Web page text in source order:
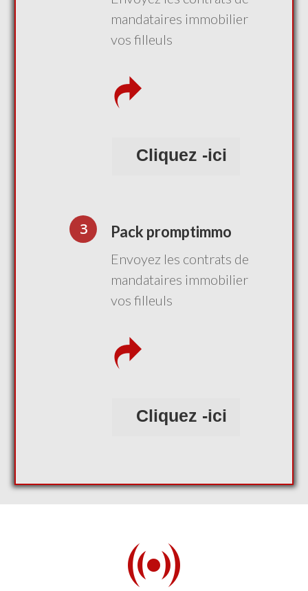
mandataires immobilier
vos filleuls
Cliquez -ici
3 Pack promptimmo
Envoyez les contrats de
mandataires immobilier
vos filleuls
Cliquez -ici